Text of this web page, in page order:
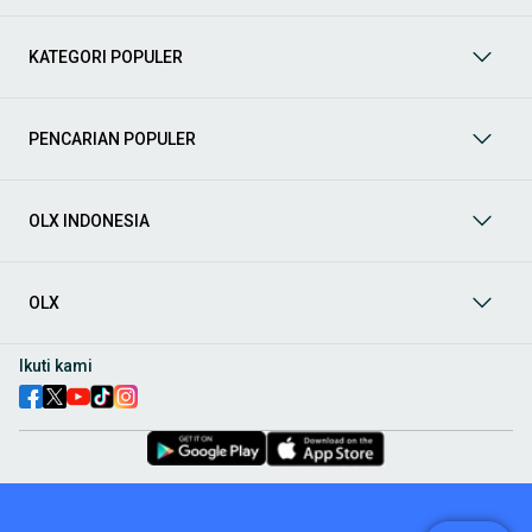
terjangkau
perkotaan
Toyota Rush
: SUV kompak untuk kebutuhan keluarga aktif
Sedan dan kendaraan bisnis
: pick-up tangguh untuk kebutuhan usaha
KATEGORI POPULER
PENCARIAN POPULER
OLX INDONESIA
OLX
Ikuti kami